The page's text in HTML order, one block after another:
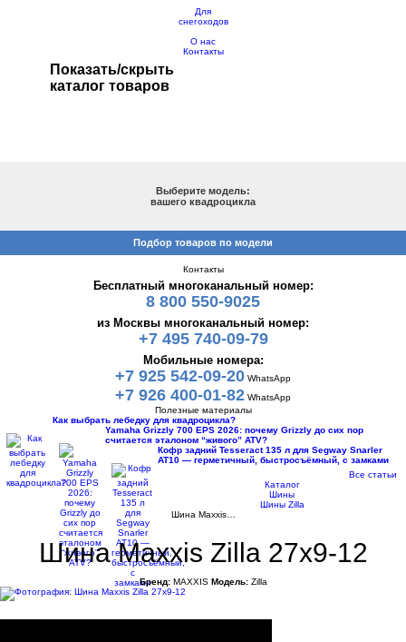
Для
снегоходов
О нас
Контакты
Показать/скрыть
каталог товаров
Выберите модель:
вашего квадроцикла
Подбор товаров по модели
Контакты
Бесплатный многоканальный номер:
8 800 550-9025
из Москвы многоканальный номер:
+7 495 740-09-79
Мобильные номера:
+7 925 542-09-20 WhatsApp
+7 926 400-01-82 WhatsApp
Полезные материалы
Как выбрать лебедку для квадроцикла?
Yamaha Grizzly 700 EPS 2026: почему Grizzly до сих пор
считается эталоном “живого” ATV?
Кофр задний Tesseract 135 л для Segway Snarler
AT10 — герметичный, быстросъёмный, с замками
Все статьи
Каталог
Шины
Шины Zilla
Шина Maxxis…
Шина Maxxis Zilla 27x9-12
Бренд:MAXXIS Модель:Zilla